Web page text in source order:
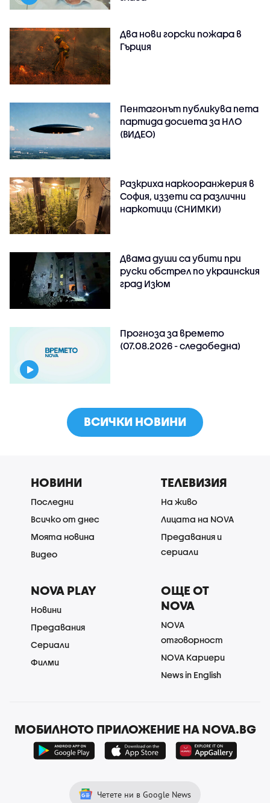
Два нови горски пожара в
Гърция
Пентагонът публикува пета
партида досиета за НЛО
(ВИДЕО)
Разкриха наркооранжерия в
София, иззети са различни
наркотици (СНИМКИ)
Двама души са убити при
руски обстрeл по украинския
град Изюм
Прогноза за времето
(07.08.2026 - следобедна)
ВСИЧКИ НОВИНИ
НОВИНИ
Последни
Всичко от днес
Моята новина
Видео
ТЕЛЕВИЗИЯ
На живо
Лицата на NOVA
Предавания и
сериали
NOVA PLAY
Новини
Предавания
Сериали
Филми
ОЩЕ ОТ
NOVA
NOVA
отговорност
NOVA Кариери
News in English
МОБИЛНОТО ПРИЛОЖЕНИЕ НА NOVA.BG
Четете ни в Google News